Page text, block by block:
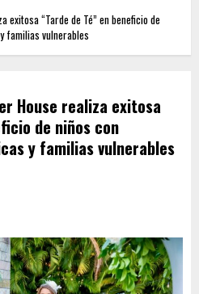
exitosa “Tarde de Té” en beneficio de
familias vulnerables
House realiza exitosa
de niños con
y familias vulnerables